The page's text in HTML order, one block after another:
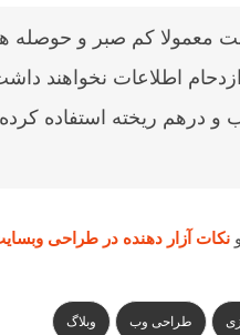
معمولا کم صبر و حوصله
اطلاعات نخواهند
درهم ریخته استفاده
و نکات آزار دهنده در طراحی
طراحی وب وبلاگ